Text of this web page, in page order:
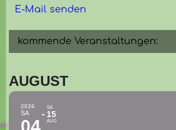
E-Mail senden
kommende Veranstaltungen:
AUGUST
2026
SA
04
SA
15
AUG